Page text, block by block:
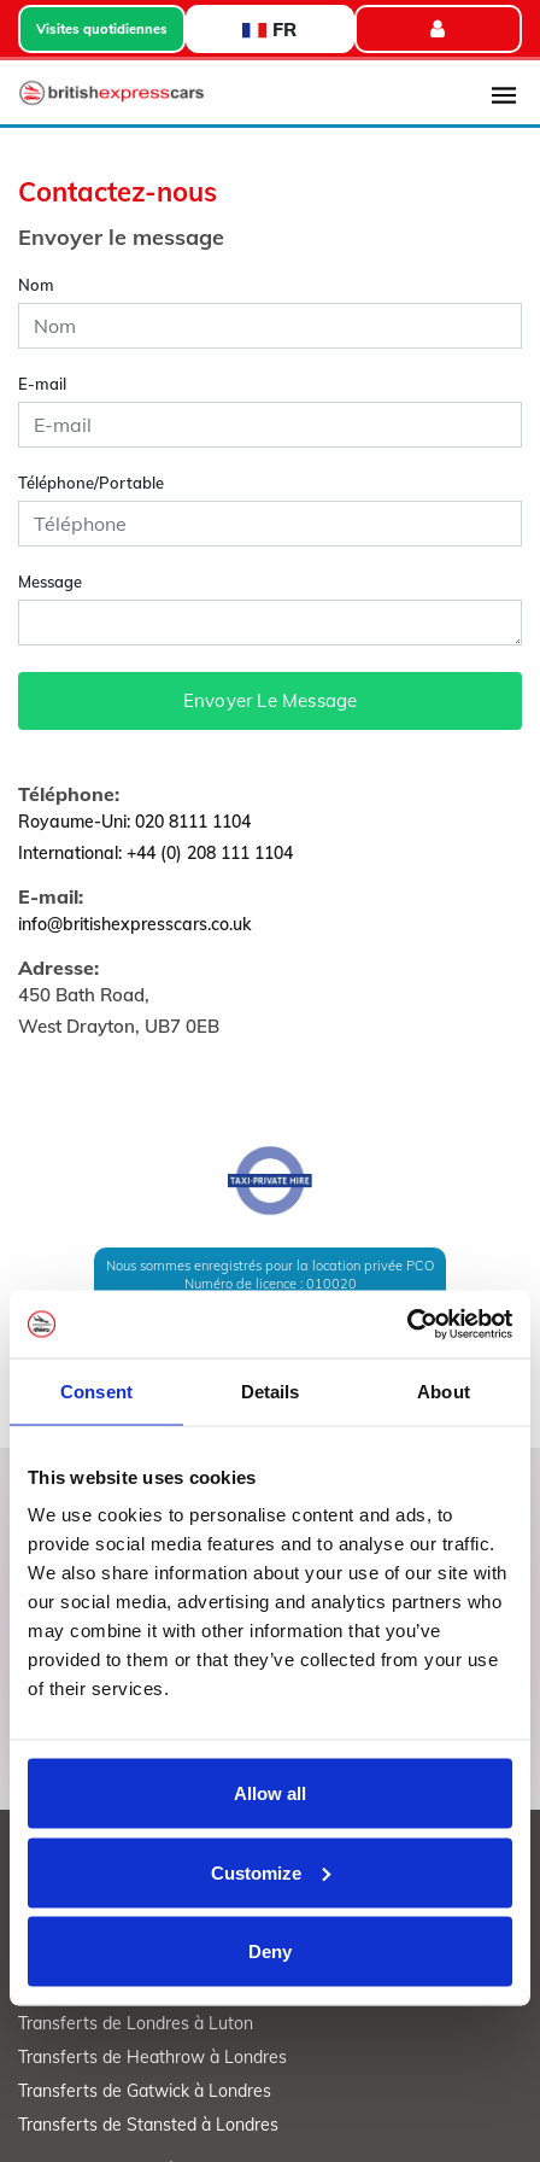
Consent Details About
This website uses cookies
We use cookies to personalise content and ads, to
provide social media features and to analyse our traffic.
We also share information about your use of our site with
our social media, advertising and analytics partners who
may combine it with other information that you’ve
provided to them or that they’ve collected from your use
of their services.
Allow all
Customize
Deny
Visites quotidiennes FR
Contactez-nous
Envoyer le message
Nom
E-mail
Téléphone/Portable
Message
Envoyer Le Message
Téléphone:
Royaume-Uni: 020 8111 1104
International: +44 (0) 208 111 1104
E-mail:
info@britishexpresscars.co.uk
Adresse:
450 Bath Road,
West Drayton, UB7 0EB
Nous sommes enregistrés pour la location privée PCO
Numéro de licence : 010020
Télécharger l'application
Sécurisez, changez ou abandonnez vos trajets en toute
simplicité. Imaginez la tranquillité au creux de votre main.
TRANSFERTS À LONDRES
Transferts de Londres à Heathrow
Transferts de Londres à Gatwick
Transferts de Londres à Stansted
Transferts de Londres à Luton
Transferts de Heathrow à Londres
Transferts de Gatwick à Londres
Transferts de Stansted à Londres